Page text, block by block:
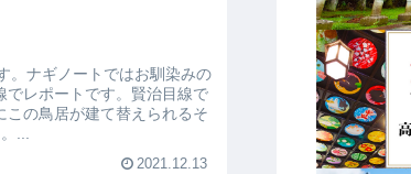
。ナギノートではお馴染みの
でレポートです。賢治目線で
この鳥居が建て替えられるそ
...
2021.12.13